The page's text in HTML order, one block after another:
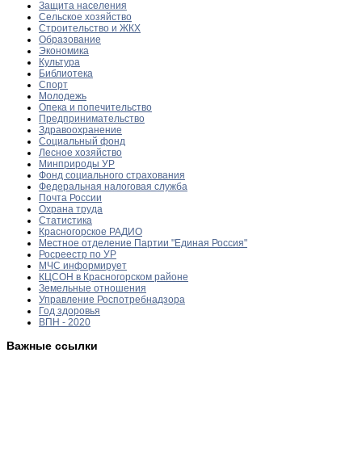
Защита населения
Сельское хозяйство
Строительство и ЖКХ
Образование
Экономика
Культура
Библиотека
Спорт
Молодежь
Опека и попечительство
Предпринимательство
Здравоохранение
Социальный фонд
Лесное хозяйство
Минприроды УР
Фонд социального страхования
Федеральная налоговая служба
Почта России
Охрана труда
Статистика
Красногорское РАДИО
Местное отделение Партии "Единая Россия"
Росреестр по УР
МЧС информирует
КЦСОН в Красногорском районе
Земельные отношения
Управление Роспотребнадзора
Год здоровья
ВПН - 2020
Важные ссылки